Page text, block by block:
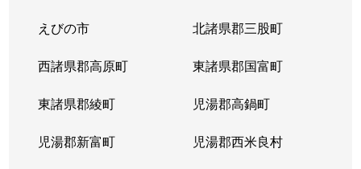
えびの市 北諸県郡三股町
西諸県郡高原町 東諸県郡国富町
東諸県郡綾町 児湯郡高鍋町
児湯郡新富町 児湯郡西米良村